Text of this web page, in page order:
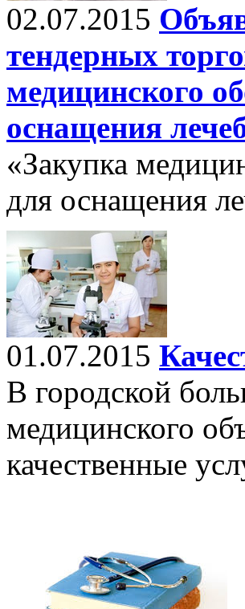
02.07.2015
тендерных
медицинского
оснащения
«Закупка
для оснащения
01.07.2015
В городской
медицинского
качественные